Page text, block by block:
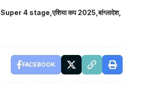
Super 4 stage एशिया कप 2025 बांग्लादेश
FACEBOOK